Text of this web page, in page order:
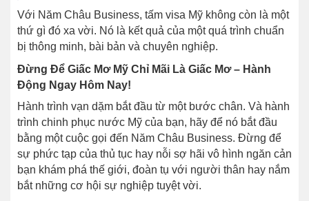
Với Năm Châu Business, tấm visa Mỹ không còn là một
thứ gì đó xa vời. Nó là kết quả của một quá trình chuẩn
bị thông minh, bài bản và chuyên nghiệp.
Đừng Để Giấc Mơ Mỹ Chỉ Mãi Là Giấc Mơ – Hành
Động Ngay Hôm Nay!
Hành trình vạn dặm bắt đầu từ một bước chân. Và hành
trình chinh phục nước Mỹ của bạn, hãy để nó bắt đầu
bằng một cuộc gọi đến Năm Châu Business. Đừng để
sự phức tạp của thủ tục hay nỗi sợ hãi vô hình ngăn cản
bạn khám phá thế giới, đoàn tụ với người thân hay nắm
bắt những cơ hội sự nghiệp tuyệt vời.